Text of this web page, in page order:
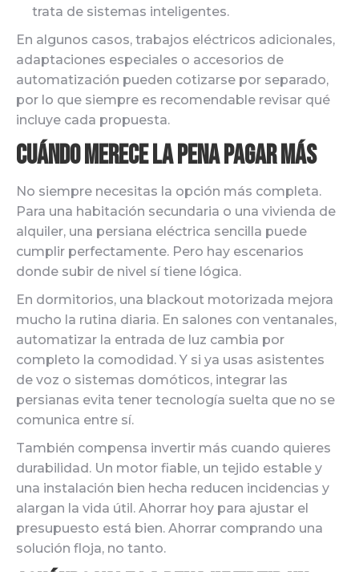
trata de sistemas inteligentes.
En algunos casos, trabajos eléctricos adicionales,
adaptaciones especiales o accesorios de
automatización pueden cotizarse por separado,
por lo que siempre es recomendable revisar qué
incluye cada propuesta.
Cuándo merece la pena pagar más
No siempre necesitas la opción más completa.
Para una habitación secundaria o una vivienda de
alquiler, una persiana eléctrica sencilla puede
cumplir perfectamente. Pero hay escenarios
donde subir de nivel sí tiene lógica.
En dormitorios, una blackout motorizada mejora
mucho la rutina diaria. En salones con ventanales,
automatizar la entrada de luz cambia por
completo la comodidad. Y si ya usas asistentes
de voz o sistemas domóticos, integrar las
persianas evita tener tecnología suelta que no se
comunica entre sí.
También compensa invertir más cuando quieres
durabilidad. Un motor fiable, un tejido estable y
una instalación bien hecha reducen incidencias y
alargan la vida útil. Ahorrar hoy para ajustar el
presupuesto está bien. Ahorrar comprando una
solución floja, no tanto.